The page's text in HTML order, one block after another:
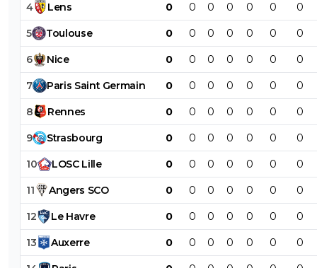
4 Lens 0 0 0 0 0 0 0
5 Toulouse 0 0 0 0 0 0 0
6 Nice 0 0 0 0 0 0 0
7 Paris Saint Germain 0 0 0 0 0 0 0
8 Rennes 0 0 0 0 0 0 0
9 Strasbourg 0 0 0 0 0 0 0
10 LOSC Lille 0 0 0 0 0 0 0
11 Angers SCO 0 0 0 0 0 0 0
12 Le Havre 0 0 0 0 0 0 0
13 Auxerre 0 0 0 0 0 0 0